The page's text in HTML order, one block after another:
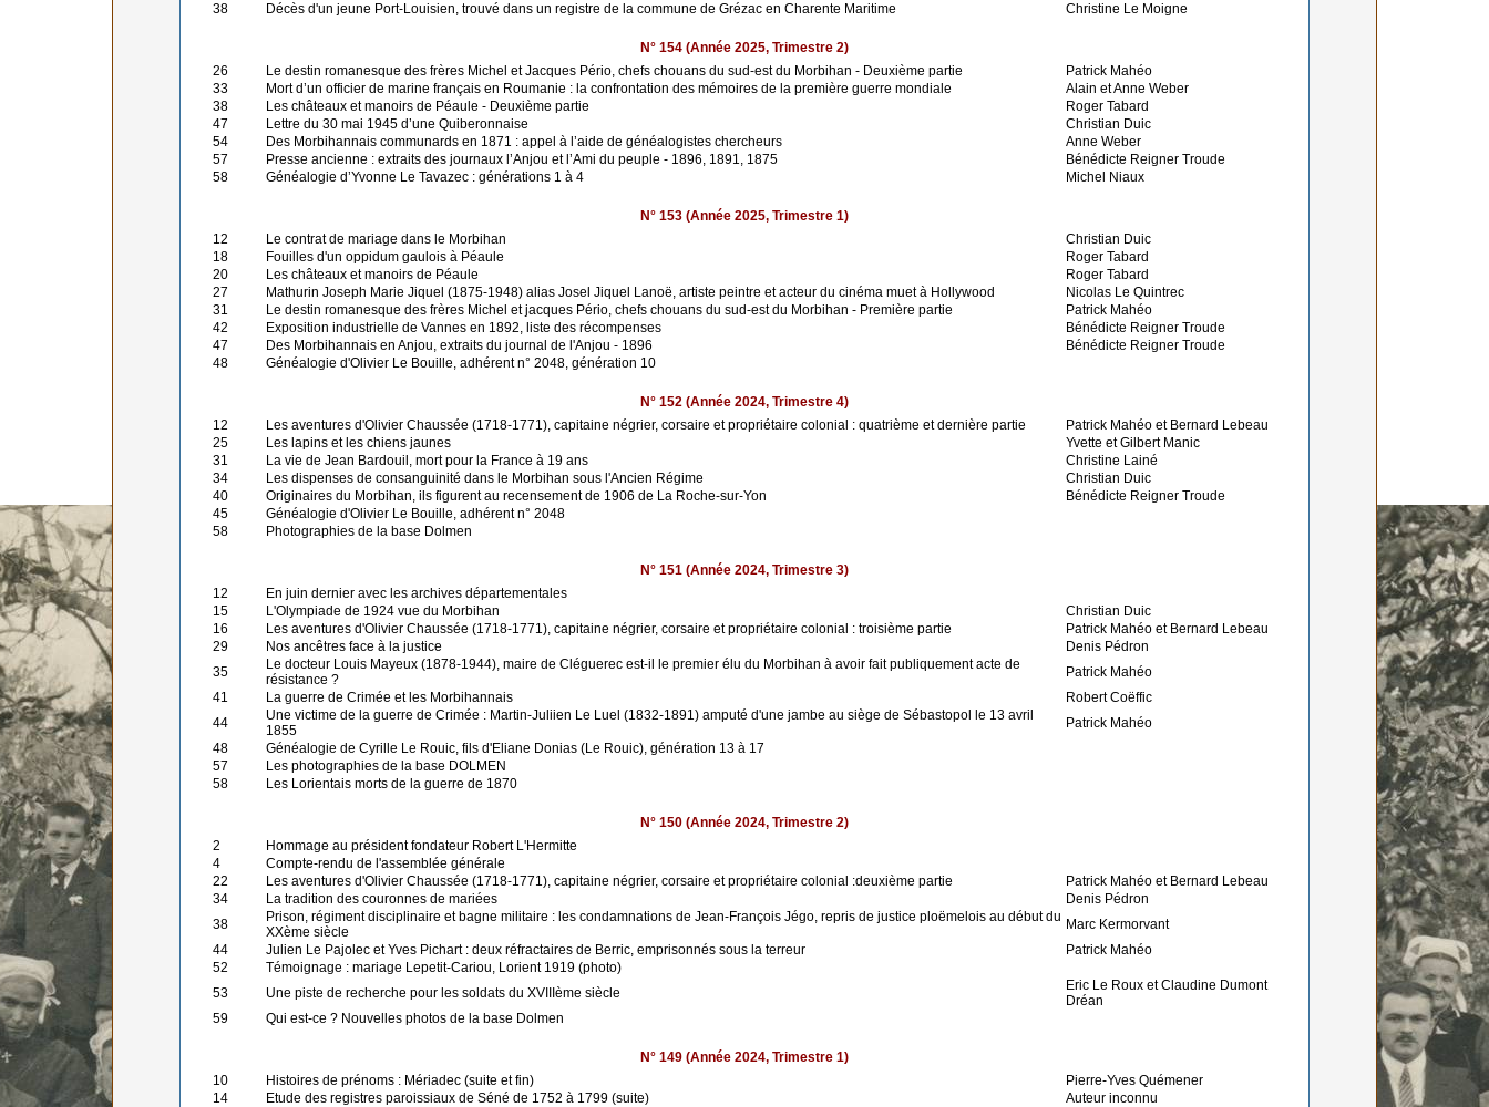
38
Décès d'un jeune Port-Louisien, trouvé dans un registre de la commune de Grézac en Charente Maritime Christine Le Moigne
N° 154 (Année 2025, Trimestre 2)
26
Le destin romanesque des frères Michel et Jacques Pério, chefs chouans du sud-est du Morbihan - Deuxième partie
Patrick Mahéo
33
Mort d’un officier de marine français en Roumanie : la confrontation des mémoires de la première guerre mondiale
Alain et Anne Weber
38
Les châteaux et manoirs de Péaule - Deuxième partie
Roger Tabard
47
Lettre du 30 mai 1945 d’une Quiberonnaise
Christian Duic
54
Des Morbihannais communards en 1871 : appel à l’aide de généalogistes chercheurs
Anne Weber
57
Presse ancienne : extraits des journaux l’Anjou et l’Ami du peuple - 1896, 1891, 1875
Bénédicte Reigner Troude
58
Généalogie d’Yvonne Le Tavazec : générations 1 à 4 Michel Niaux
N° 153 (Année 2025, Trimestre 1)
12
Le contrat de mariage dans le Morbihan
Christian Duic
18
Fouilles d'un oppidum gaulois à Péaule
Roger Tabard
20
Les châteaux et manoirs de Péaule
Roger Tabard
27
Mathurin Joseph Marie Jiquel (1875-1948) alias Josel Jiquel Lanoë, artiste peintre et acteur du cinéma muet à Hollywood
Nicolas Le Quintrec
31
Le destin romanesque des frères Michel et jacques Pério, chefs chouans du sud-est du Morbihan - Première partie
Patrick Mahéo
42
Exposition industrielle de Vannes en 1892, liste des récompenses
Bénédicte Reigner Troude
47
Des Morbihannais en Anjou, extraits du journal de l'Anjou - 1896
Bénédicte Reigner Troude
48
Généalogie d'Olivier Le Bouille, adhérent n° 2048, génération 10
N° 152 (Année 2024, Trimestre 4)
12
Les aventures d'Olivier Chaussée (1718-1771), capitaine négrier, corsaire et propriétaire colonial : quatrième et dernière partie
Patrick Mahéo et Bernard Lebeau
25
Les lapins et les chiens jaunes
Yvette et Gilbert Manic
31
La vie de Jean Bardouil, mort pour la France à 19 ans
Christine Lainé
34
Les dispenses de consanguinité dans le Morbihan sous l'Ancien Régime
Christian Duic
40
Originaires du Morbihan, ils figurent au recensement de 1906 de La Roche-sur-Yon
Bénédicte Reigner Troude
45
Généalogie d'Olivier Le Bouille, adhérent n° 2048
58
Photographies de la base Dolmen
N° 151 (Année 2024, Trimestre 3)
12
En juin dernier avec les archives départementales
15
L'Olympiade de 1924 vue du Morbihan
Christian Duic
16
Les aventures d'Olivier Chaussée (1718-1771), capitaine négrier, corsaire et propriétaire colonial : troisième partie
Patrick Mahéo et Bernard Lebeau
29
Nos ancêtres face à la justice
Denis Pédron
35
Le docteur Louis Mayeux (1878-1944), maire de Cléguerec est-il le premier élu du Morbihan à avoir fait publiquement acte de
résistance ?
Patrick Mahéo
41
La guerre de Crimée et les Morbihannais
Robert Coëffic
44
Une victime de la guerre de Crimée : Martin-Juliien Le Luel (1832-1891) amputé d'une jambe au siège de Sébastopol le 13 avril
1855
Patrick Mahéo
48
Généalogie de Cyrille Le Rouic, fils d'Eliane Donias (Le Rouic), génération 13 à 17
57
Les photographies de la base DOLMEN
58
Les Lorientais morts de la guerre de 1870
N° 150 (Année 2024, Trimestre 2)
2
Hommage au président fondateur Robert L'Hermitte
4
Compte-rendu de l'assemblée générale
22
Les aventures d'Olivier Chaussée (1718-1771), capitaine négrier, corsaire et propriétaire colonial :deuxième partie
Patrick Mahéo et Bernard Lebeau
34
La tradition des couronnes de mariées
Denis Pédron
38
Prison, régiment disciplinaire et bagne militaire : les condamnations de Jean-François Jégo, repris de justice ploëmelois au début du
XXème siècle
Marc Kermorvant
44
Julien Le Pajolec et Yves Pichart : deux réfractaires de Berric, emprisonnés sous la terreur
Patrick Mahéo
52
Témoignage : mariage Lepetit-Cariou, Lorient 1919 (photo)
53
Une piste de recherche pour les soldats du XVIIIème siècle
Eric Le Roux et Claudine Dumont
Dréan
59
Qui est-ce ? Nouvelles photos de la base Dolmen
N° 149 (Année 2024, Trimestre 1)
10
Histoires de prénoms : Mériadec (suite et fin)
Pierre-Yves Quémener
14
Etude des registres paroissiaux de Séné de 1752 à 1799 (suite)
Auteur inconnu